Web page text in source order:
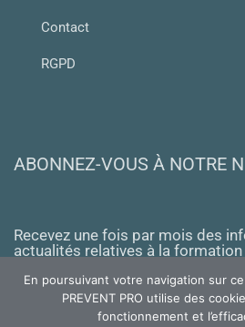
Contact
RGPD
ABONNEZ-VOUS À NOTRE
Recevez une fois par mois des
actualités relatives à la
En poursuivant votre navigation sur
PREVENT PRO utilise des
fonctionnement et